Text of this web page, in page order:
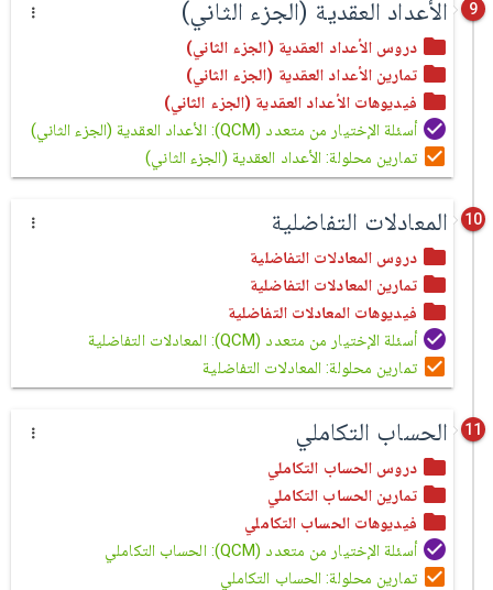
9 الأعداد العقدية (الجزء الثاني)
دروس الأعداد العقدية (الجزء الثاني)
تمارين الأعداد العقدية (الجزء الثاني)
فيديوهات الأعداد العقدية (الجزء الثاني)
أسئلة الإختيار من متعدد (QCM): الأعداد العقدية (الجزء الثاني)
تمارين محلولة: الأعداد العقدية (الجزء الثاني)
10 المعادلات التفاضلية
دروس المعادلات التفاضلية
تمارين المعادلات التفاضلية
فيديوهات المعادلات التفاضلية
أسئلة الإختيار من متعدد (QCM): المعادلات التفاضلية
تمارين محلولة: المعادلات التفاضلية
11 الحساب التكاملي
دروس الحساب التكاملي
تمارين الحساب التكاملي
فيديوهات الحساب التكاملي
أسئلة الإختيار من متعدد (QCM): الحساب التكاملي
تمارين محلولة: الحساب التكاملي